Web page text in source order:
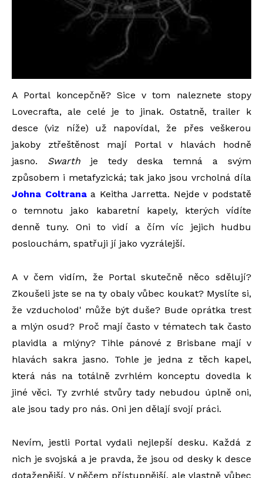
A Portal koncepčně? Sice v tom naleznete stopy
Lovecrafta, ale celé je to jinak. Ostatně, trailer k
desce (viz níže) už napovídal, že přes veškerou
jakoby ztřeštěnost mají Portal v hlavách hodně
jasno. Swarthje tedy deska temná a svým
způsobem i metafyzická; tak jako jsou vrcholná díla
Johna Coltranaa Keitha Jarretta. Nejde v podstatě
o temnotu jako kabaretní kapely, kterých vídíte
denně tuny. Oni to vidí a čím víc jejich hudbu
poslouchám, spatřuji jí jako vyzrálejší.
A v čem vidím, že Portal skutečně něco sdělují?
Zkoušeli jste se na ty obaly vůbec koukat? Myslíte si,
že vzducholod' může být duše? Bude oprátka trest
a mlýn osud? Proč mají často v tématech tak často
plavidla a mlýny? Tihle pánové z Brisbane mají v
hlavách sakra jasno. Tohle je jedna z těch kapel,
která nás na totálně zvrhlém konceptu dovedla k
jiné věci. Ty zvrhlé stvůry tady nebudou úplně oni,
ale jsou tady pro nás. Oni jen dělají svojí práci.
Nevím, jestli Portal vydali nejlepší desku. Každá z
nich je svojská a je pravda, že jsou od desky k desce
dotaženější. V něčem přístupnější, ale vlastně vůbec